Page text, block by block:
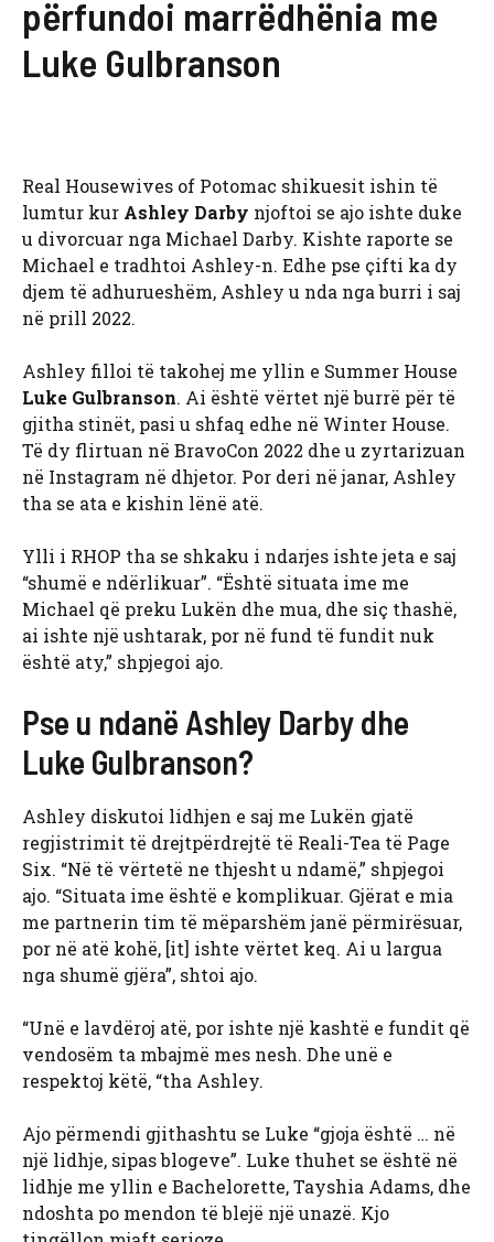
përfundoi marrëdhënia me
Luke Gulbranson
Real Housewives of Potomac shikuesit ishin të
lumtur kur Ashley Darby njoftoi se ajo ishte duke
u divorcuar nga Michael Darby. Kishte raporte se
Michael e tradhtoi Ashley-n. Edhe pse çifti ka dy
djem të adhurueshëm, Ashley u nda nga burri i saj
në prill 2022.
Ashley filloi të takohej me yllin e Summer House
Luke Gulbranson. Ai është vërtet një burrë për të
gjitha stinët, pasi u shfaq edhe në Winter House.
Të dy flirtuan në BravoCon 2022 dhe u zyrtarizuan
në Instagram në dhjetor. Por deri në janar, Ashley
tha se ata e kishin lënë atë.
Ylli i RHOP tha se shkaku i ndarjes ishte jeta e saj
“shumë e ndërlikuar”. “Është situata ime me
Michael që preku Lukën dhe mua, dhe siç thashë,
ai ishte një ushtarak, por në fund të fundit nuk
është aty,” shpjegoi ajo.
Pse u ndanë Ashley Darby dhe
Luke Gulbranson?
Ashley diskutoi lidhjen e saj me Lukën gjatë
regjistrimit të drejtpërdrejtë të Reali-Tea të Page
Six. “Në të vërtetë ne thjesht u ndamë,” shpjegoi
ajo. “Situata ime është e komplikuar. Gjërat e mia
me partnerin tim të mëparshëm janë përmirësuar,
por në atë kohë, [it] ishte vërtet keq. Ai u largua
nga shumë gjëra”, shtoi ajo.
“Unë e lavdëroj atë, por ishte një kashtë e fundit që
vendosëm ta mbajmë mes nesh. Dhe unë e
respektoj këtë, “tha Ashley.
Ajo përmendi gjithashtu se Luke “gjoja është … në
një lidhje, sipas blogeve”. Luke thuhet se është në
lidhje me yllin e Bachelorette, Tayshia Adams, dhe
ndoshta po mendon të blejë një unazë. Kjo